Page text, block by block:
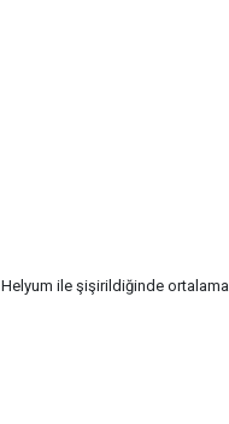
ile şişirildiğinde ortalama